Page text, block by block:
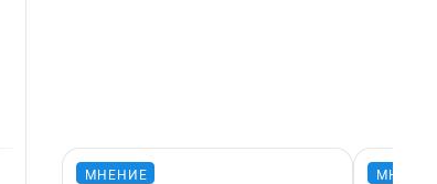
МНЕНИЕ